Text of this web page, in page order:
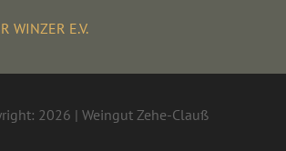
WINZER E.V.
2026 | Weingut Zehe-Clauß